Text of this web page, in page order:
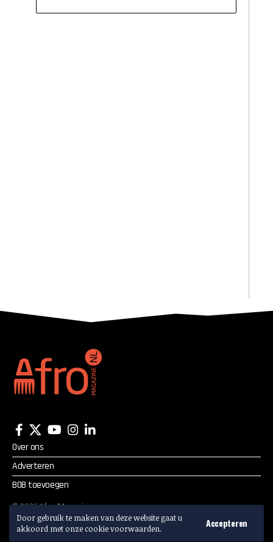
Door gebruik te maken van deze website gaat u
akkoord met onze cookie voorwaarden.
Accepteren
Over ons
Adverteren
BOB toevoegen
©2026Afro Magazine.
Alle rechten voorbehouden.
Adverteren? Mail:info@afromagazine.nl